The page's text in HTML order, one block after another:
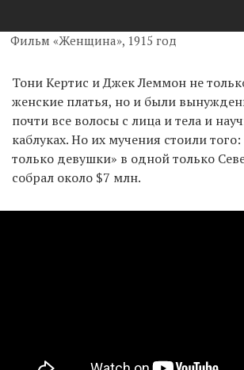
Фильм «Женщина», 1915 год
Тони Кертис и Джек Леммон не
женские платья, но и были
почти все волосы с лица и тела и
каблуках. Но их мучения стоили
только девушки» в одной только
собрал около $7 млн.